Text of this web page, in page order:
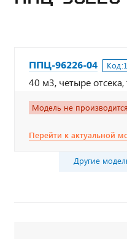
ППЦ-96226-04 Код:
40 м3, четыре отсека,
Модель не производится
Перейти к актуальной
Другие